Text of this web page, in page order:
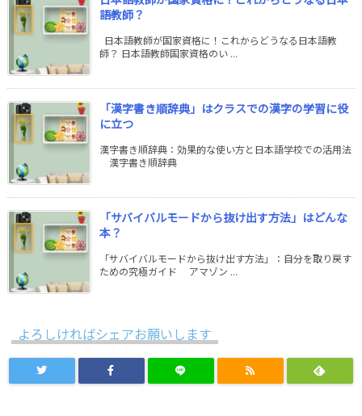
語教師？
日本語教師が国家資格に！これからどうなる日本語教
師？ 日本語教師国家資格のい ...
「漢字書き順辞典」はクラスでの漢字の学習に役
に立つ
漢字書き順辞典：効果的な使い方と日本語学校での活用法
漢字書き順辞典
「サバイバルモードから抜け出す方法」はどんな
本？
「サバイバルモードから抜け出す方法」：自分を取り戻す
ための究極ガイド アマゾン ...
よろしければシェアお願いします